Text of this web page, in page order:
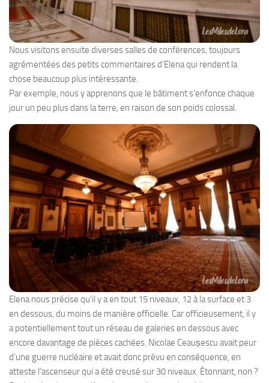
Nous visitons ensuite diverses salles de conférences, toujours
agrémentées des petits commentaires d’Elena qui rendent la
chose beaucoup plus intéressante.
Par exemple, nous y apprenons que le bâtiment s’enfonce chaque
jour un peu plus dans la terre, en raison de son poids colossal.
Elena nous précise qu’il y a en tout 15 niveaux, 12 à la surface et 3
en dessous, du moins de manière officielle. Car officieusement, il y
a potentiellement tout un réseau de galeries en dessous avec
encore davantage de pièces cachées. Nicolae Ceaușescu avait peur
d’une guerre nucléaire et avait donc prévu en conséquence, en
atteste l’ascenseur qui a été creusé sur 30 niveaux. Étonnant, non ?